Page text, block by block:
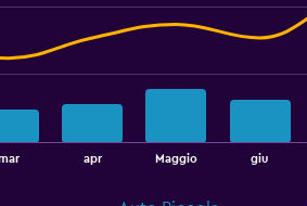
apr Maggio giu